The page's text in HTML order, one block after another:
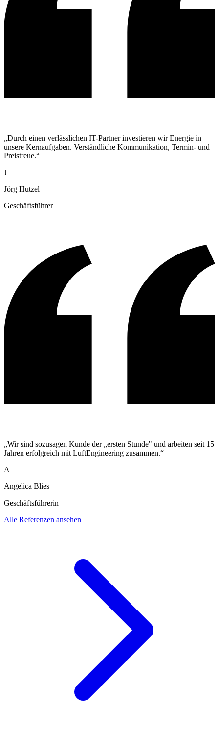
„Durch einen verlässlichen IT-Partner investieren wir Energie in
unsere Kernaufgaben. Verständliche Kommunikation, Termin- und
Preistreue.“
J
Jörg Hutzel
Geschäftsführer
„Wir sind sozusagen Kunde der „ersten Stunde" und arbeiten seit 15
Jahren erfolgreich mit LuftEngineering zusammen.“
A
Angelica Blies
Geschäftsführerin
Alle Referenzen ansehen